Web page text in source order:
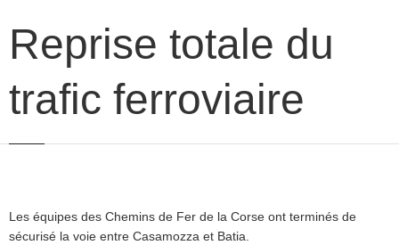
Reprise totale du
trafic ferroviaire
Les équipes des Chemins de Fer de la Corse ont terminés de
sécurisé la voie entre Casamozza et Batia.